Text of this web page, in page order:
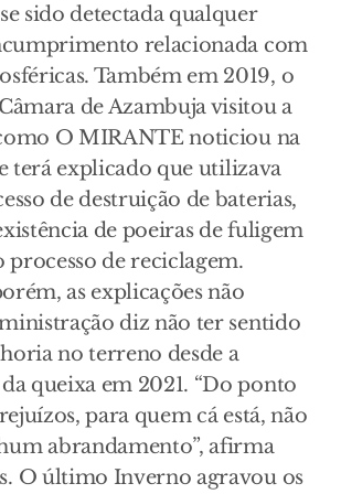
sido detectada qualquer
relacionada com
Também em 2019, o
de Azambuja visitou a
O MIRANTE noticiou na
terá explicado que utilizava
de destruição de baterias,
de poeiras de fuligem
processo de reciclagem.
as explicações não
diz não ter sentido
no terreno desde a
queixa em 2021. “Do ponto
para quem cá está, não
abrandamento”, afirma
O último Inverno agravou os